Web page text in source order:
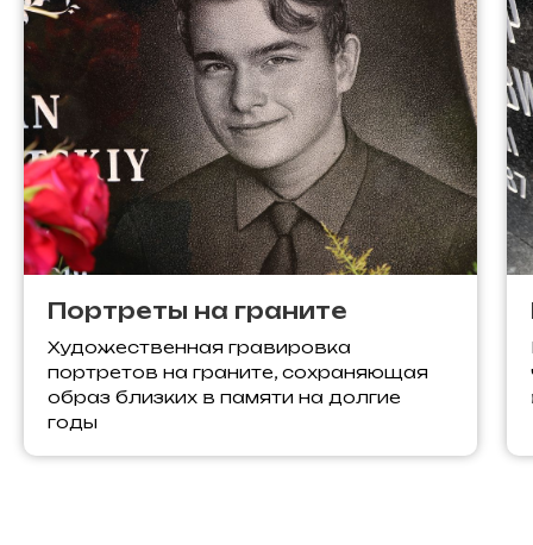
Портреты на граните
Художественная гравировка
портретов на граните, сохраняющая
образ близких в памяти на долгие
годы